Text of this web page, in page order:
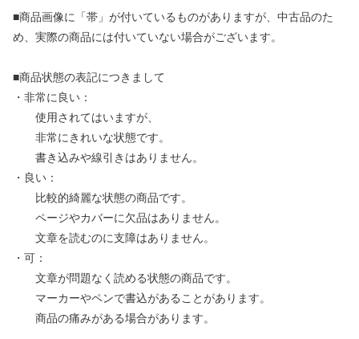
■商品画像に「帯」が付いているものがありますが、中古品のた
め、実際の商品には付いていない場合がございます。
■商品状態の表記につきまして
・非常に良い：
使用されてはいますが、
非常にきれいな状態です。
書き込みや線引きはありません。
・良い：
比較的綺麗な状態の商品です。
ページやカバーに欠品はありません。
文章を読むのに支障はありません。
・可：
文章が問題なく読める状態の商品です。
マーカーやペンで書込があることがあります。
商品の痛みがある場合があります。